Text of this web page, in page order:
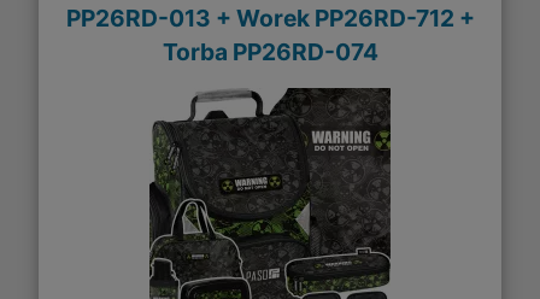
PP26RD-013 + Worek PP26RD-712 +
Torba PP26RD-074